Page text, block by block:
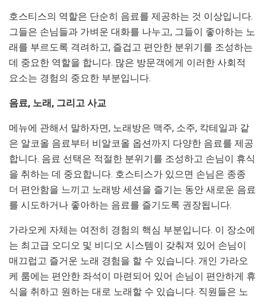
호스티스의 역할은 단순히 음료를 제공하는 것 이상입니다.
그들은 손님들과 가벼운 대화를 나누고, 그들이 좋아하는 노
래를 부르도록 격려하고, 즐겁고 편안한 분위기를 조성하는
데 중요한 역할을 합니다. 많은 방문객에게 이러한 사회적
요소는 경험의 중요한 부분입니다.
음료, 노래, 그리고 사교
메뉴에 관해서 말하자면, 노래방은 맥주, 소주, 칵테일과 같
은 알코올 음료부터 비알코올 옵션까지 다양한 음료를 제공
합니다. 음료 선택은 적절한 분위기를 조성하고 손님이 휴식
을 취하는 데 중요합니다. 호스티스가 있으면 손님은 종종
더 편안함을 느끼고 노래방 세션을 즐기는 동안 새로운 음료
를 시도하거나 좋아하는 음료를 즐기도록 권장됩니다.
가라오케 자체는 여전히 경험의 핵심 부분입니다. 이 장소에
는 최고급 오디오 및 비디오 시스템이 갖춰져 있어 손님이
매끄럽고 즐거운 노래 경험을 할 수 있습니다. 개인 가라오
케 룸에는 편안한 좌석이 마련되어 있어 손님이 편안하게 휴
식을 취하고 원하는 대로 노래할 수 있습니다. 직원들은 노